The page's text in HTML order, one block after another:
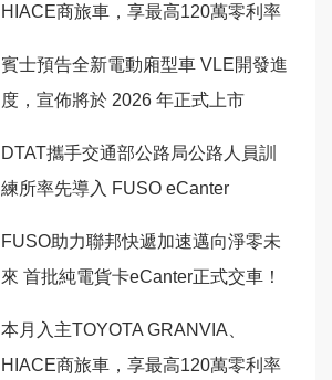
HIACE商旅車，享最高120萬零利率
賓士預告全新電動廂型車 VLE開發進
度，宣佈將於 2026 年正式上市
DTAT攜手交通部公路局公路人員訓
練所率先導入 FUSO eCanter
FUSO助力聯邦快遞加速邁向淨零未
來 首批純電貨卡eCanter正式交車！
本月入主TOYOTA GRANVIA、
HIACE商旅車，享最高120萬零利率